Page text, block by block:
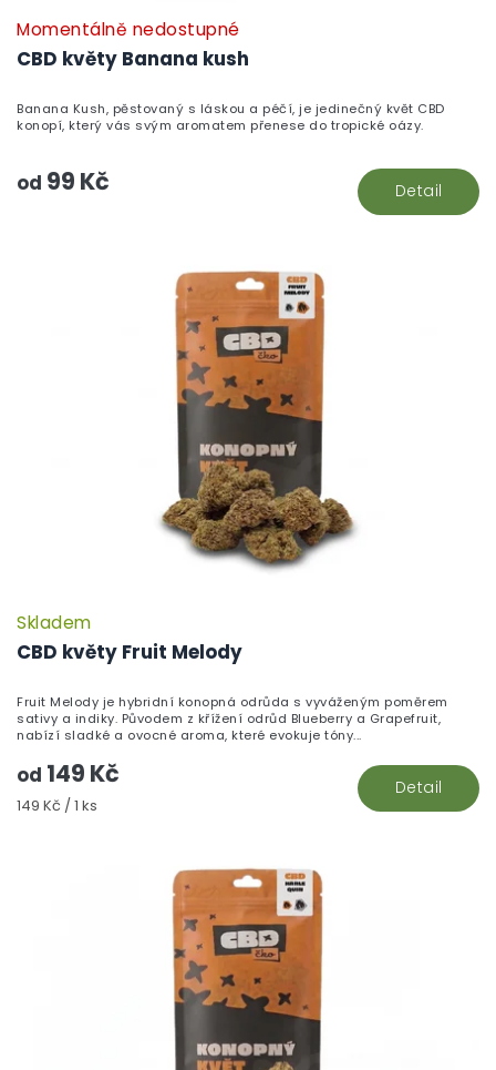
CBD květy Banana kush
Momentálně nedostupné
od 99 Kč Detail
Banana Kush, pěstovaný s láskou a péčí, je jedinečný květ CBD
konopí, který vás svým aromatem přenese do tropické oázy.
CBD květy Fruit Melody
Skladem
od 149 Kč
Měrná
149 Kč / 1 ks
Detail
Fruit Melody je hybridní konopná odrůda s vyváženým poměrem
sativy a indiky. Původem z křížení odrůd Blueberry a Grapefruit,
nabízí sladké a ovocné aroma, které evokuje tóny...